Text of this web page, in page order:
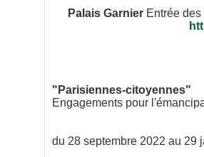
Palais Garnier Entrée
"Parisiennes-citoyennes"
Engagements pour
du 28 septembre 2022 au 29